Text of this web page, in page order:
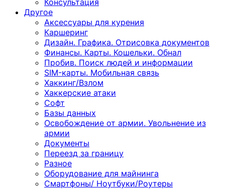
Консультация
Другoе
Аксессуары для курения
Каршеринг
Дизайн. Графика. Отрисовка документов
Финансы. Карты. Кошельки. Обнал
Пробив. Поиск людей и информации
SIM-карты. Мобильная связь
Хаккинг/Взлом
Хаккерские атаки
Софт
Базы данных
Освобождение от армии. Увольнение из
армии
Документы
Переезд за границу
Разное
Оборудование для майнинга
Смартфоны/ Ноутбуки/Роутеры